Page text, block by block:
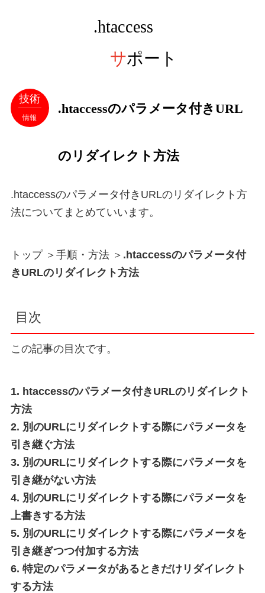
.htaccessのパラメータ付きURL
のリダイレクト方法
技術
情報
.htaccessのパラメータ付きURLのリダイレクト方
法についてまとめていいます。
トップ＞ 手順・方法＞ .htaccessのパラメータ付
きURLのリダイレクト方法
目次
この記事の目次です。
1. htaccessのパラメータ付きURLのリダイレクト
方法
2. 別のURLにリダイレクトする際にパラメータを
引き継ぐ方法
3. 別のURLにリダイレクトする際にパラメータを
引き継がない方法
4. 別のURLにリダイレクトする際にパラメータを
上書きする方法
5. 別のURLにリダイレクトする際にパラメータを
引き継ぎつつ付加する方法
6. 特定のパラメータがあるときだけリダイレクト
する方法